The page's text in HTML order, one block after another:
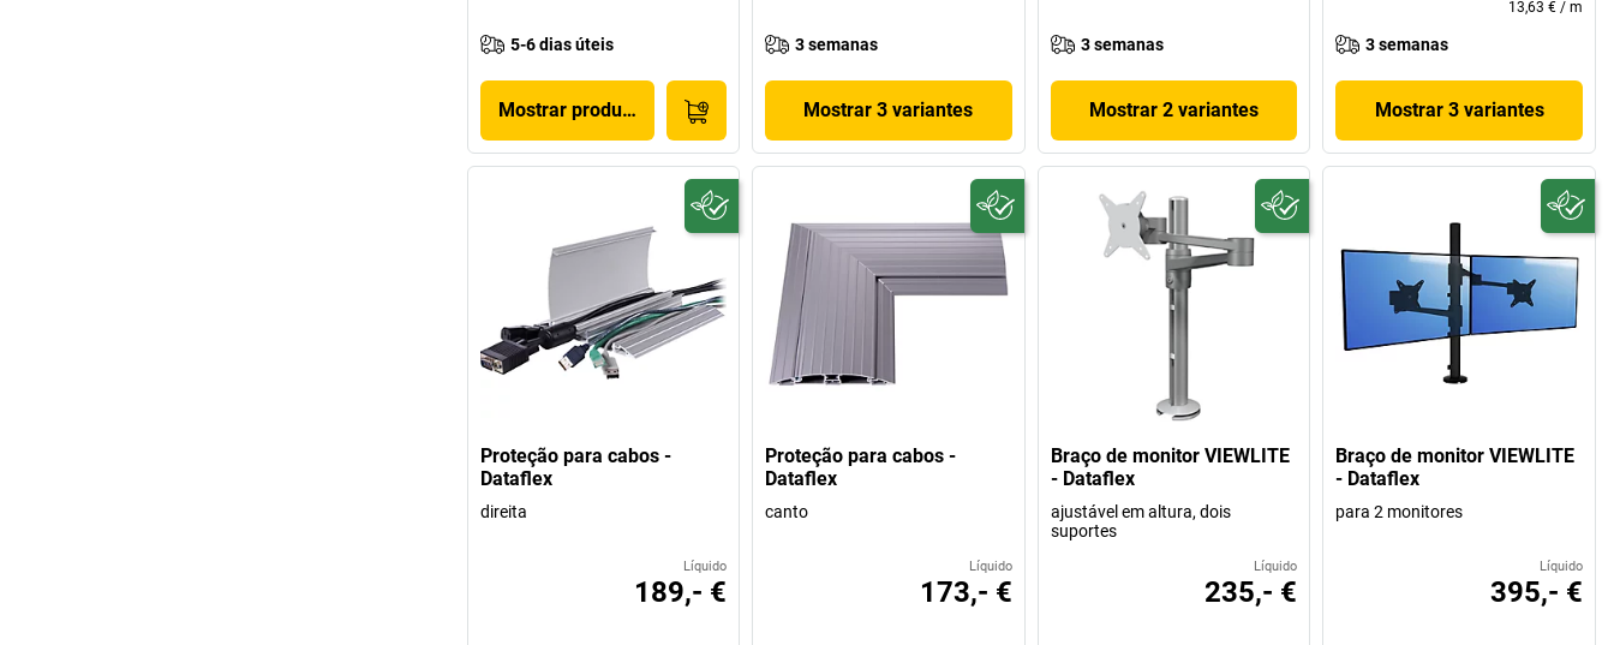
5-6 dias úteis
Mostrar produto
3 semanas
Mostrar 3 variantes
3 semanas
Mostrar 2 variantes
13,63 € / m
3 semanas
Mostrar 3 variantes
Proteção para cabos -
Dataflex
direita
Líquido
189,- €
Proteção para cabos -
Dataflex
canto
Líquido
173,- €
Braço de monitor VIEWLITE
- Dataflex
ajustável em altura, dois
suportes
Líquido
235,- €
Braço de monitor VIEWLITE
- Dataflex
para 2 monitores
Líquido
395,- €